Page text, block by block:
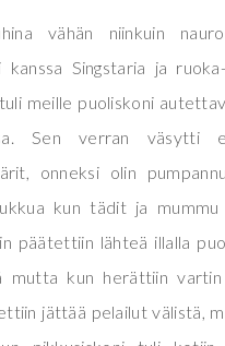
vähän niinkuin
kanssa Singstaria ja
meille puoliskoni
Sen verran väsytti
onneksi olin
kun tädit ja
päätettiin lähteä illalla
mutta kun herättiin
jättää pelailut välistä,